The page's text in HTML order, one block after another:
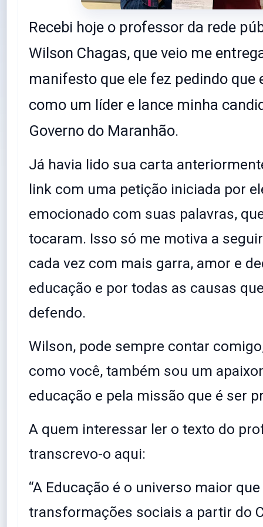
Recebi hoje o professor da rede
Wilson Chagas, que veio me
manifesto que ele fez pedindo que
como um líder e lance minha
Governo do Maranhão.
Já havia lido sua carta
link com uma petição iniciada por
emocionado com suas palavras,
tocaram. Isso só me motiva a
cada vez com mais garra, amor e
educação e por todas as causas
defendo.
Wilson, pode sempre contar
como você, também sou um
educação e pela missão que é ser
A quem interessar ler o texto do
transcrevo-o aqui:
“A Educação é o universo maior
transformações sociais a partir do